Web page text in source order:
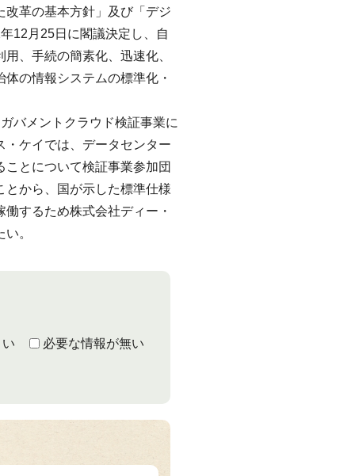
革の基本方針」及び「デジ
12月25日に閣議決定し、自
、手続の簡素化、迅速化、
の情報システムの標準化・
バメントクラウド検証事業に
ケイでは、データセンター
とについて検証事業参加団
から、国が示した標準仕様
するため株式会社ディー・
。
必要な情報が無い